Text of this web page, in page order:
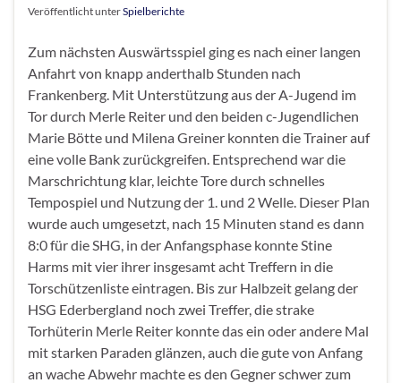
Veröffentlicht unterSpielberichte
Zum nächsten Auswärtsspiel ging es nach einer langen
Anfahrt von knapp anderthalb Stunden nach
Frankenberg. Mit Unterstützung aus der A-Jugend im
Tor durch Merle Reiter und den beiden c-Jugendlichen
Marie Bötte und Milena Greiner konnten die Trainer auf
eine volle Bank zurückgreifen. Entsprechend war die
Marschrichtung klar, leichte Tore durch schnelles
Tempospiel und Nutzung der 1. und 2 Welle. Dieser Plan
wurde auch umgesetzt, nach 15 Minuten stand es dann
8:0 für die SHG, in der Anfangsphase konnte Stine
Harms mit vier ihrer insgesamt acht Treffern in die
Torschützenliste eintragen. Bis zur Halbzeit gelang der
HSG Ederbergland noch zwei Treffer, die strake
Torhüterin Merle Reiter konnte das ein oder andere Mal
mit starken Paraden glänzen, auch die gute von Anfang
an wache Abwehr machte es den Gegner schwer zum